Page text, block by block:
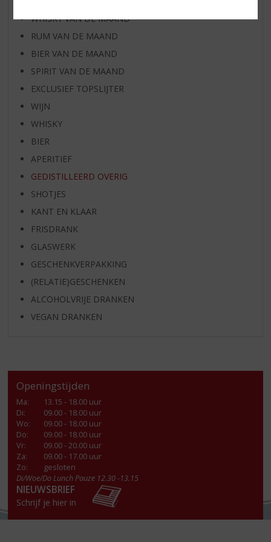
WHISKY VAN DE MAAND
RUM VAN DE MAAND
BIER VAN DE MAAND
SPIRIT VAN DE MAAND
EXCLUSIEF TOPSLIJTER
WIJN
WHISKY
BIER
APERITIEF
GEDISTILLEERD OVERIG
SHOTJES
KANT EN KLAAR
FRISDRANK
GLASWERK
GESCHENKVERPAKKING
(RELATIE)GESCHENKEN
ALCOHOLVRIJE DRANKEN
VEGAN DRANKEN
Openingstijden
Ma:
13.15 - 18.00 uur
Di:
09.00 - 18.00 uur
Wo:
09.00 - 18.00 uur
Do:
09.00 - 18.00 uur
Vr:
09.00 - 20.00 uur
Za:
09.00 - 17.00 uur
Zo:
gesloten
Di/Woe/Do Lunch Pauze 12.30 -13.15
NIEUWSBRIEF
Schrijf je hier in